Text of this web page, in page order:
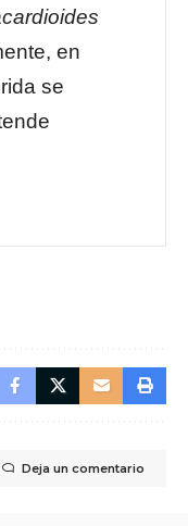
en
se
Deja un comentario